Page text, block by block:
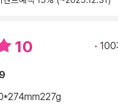
10 100
227g